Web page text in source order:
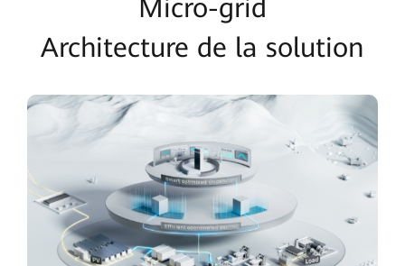
Micro-grid
Architecture de la solution